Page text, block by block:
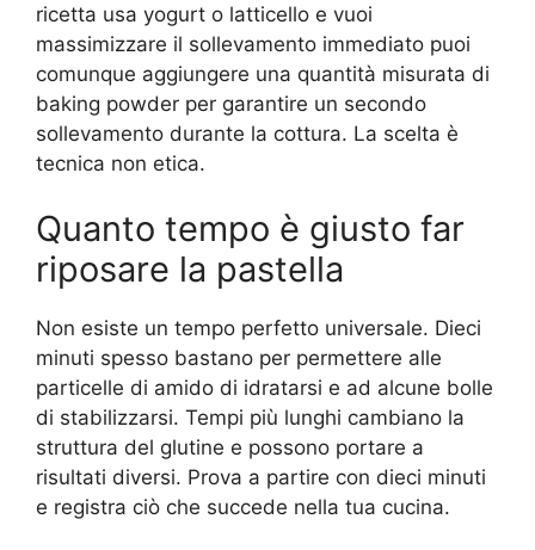
ricetta usa yogurt o latticello e vuoi
massimizzare il sollevamento immediato puoi
comunque aggiungere una quantità misurata di
baking powder per garantire un secondo
sollevamento durante la cottura. La scelta è
tecnica non etica.
Quanto tempo è giusto far
riposare la pastella
Non esiste un tempo perfetto universale. Dieci
minuti spesso bastano per permettere alle
particelle di amido di idratarsi e ad alcune bolle
di stabilizzarsi. Tempi più lunghi cambiano la
struttura del glutine e possono portare a
risultati diversi. Prova a partire con dieci minuti
e registra ciò che succede nella tua cucina.